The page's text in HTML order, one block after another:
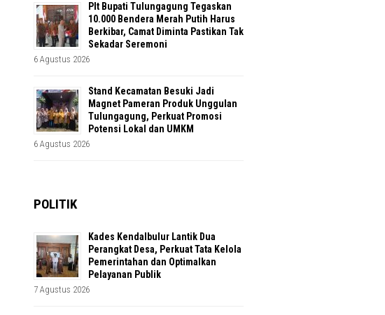
Plt Bupati Tulungagung Tegaskan
10.000 Bendera Merah Putih Harus
Berkibar, Camat Diminta Pastikan Tak
Sekadar Seremoni
6 Agustus 2026
Stand Kecamatan Besuki Jadi
Magnet Pameran Produk Unggulan
Tulungagung, Perkuat Promosi
Potensi Lokal dan UMKM
6 Agustus 2026
POLITIK
Kades Kendalbulur Lantik Dua
Perangkat Desa, Perkuat Tata Kelola
Pemerintahan dan Optimalkan
Pelayanan Publik
7 Agustus 2026